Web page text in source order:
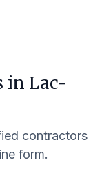
in Lac-
contractors
form.